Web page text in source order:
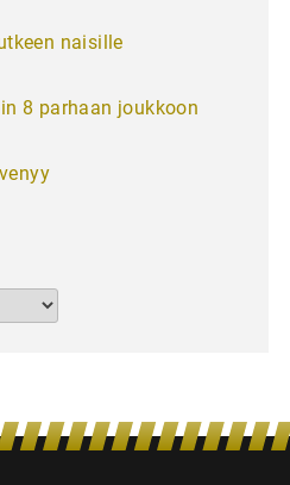
naisille
8 parhaan joukkoon